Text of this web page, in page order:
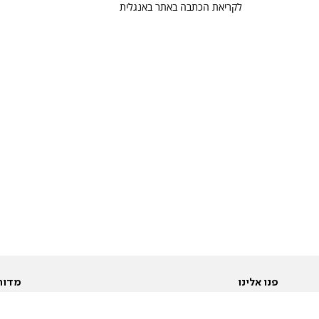
לקריאת הכתבה באתר באנגלית
פנו אלינו